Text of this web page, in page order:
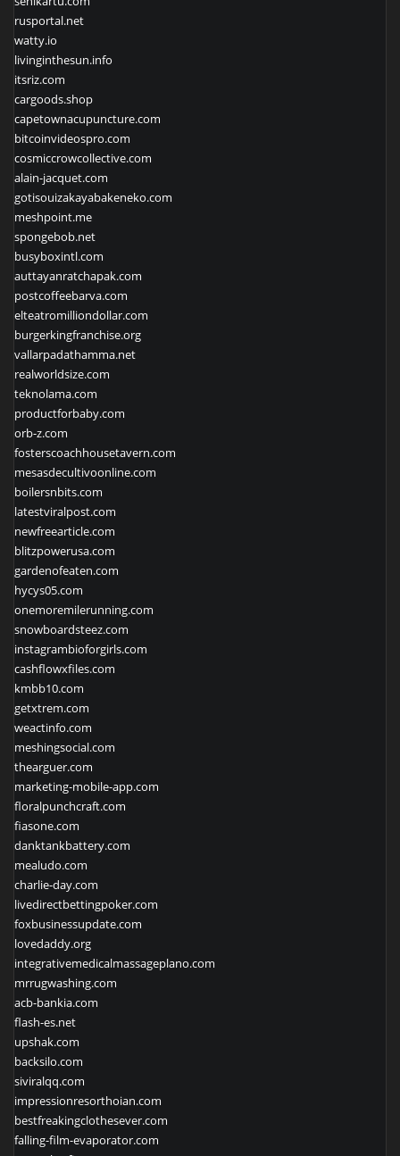
rusportal.net
watty.io
livinginthesun.info
itsriz.com
cargoods.shop
capetownacupuncture.com
bitcoinvideospro.com
cosmiccrowcollective.com
alain-jacquet.com
gotisouizakayabakeneko.com
meshpoint.me
spongebob.net
busyboxintl.com
auttayanratchapak.com
postcoffeebarva.com
elteatromilliondollar.com
burgerkingfranchise.org
vallarpadathamma.net
realworldsize.com
teknolama.com
productforbaby.com
orb-z.com
fosterscoachhousetavern.com
mesasdecultivoonline.com
boilersnbits.com
latestviralpost.com
newfreearticle.com
blitzpowerusa.com
gardenofeaten.com
hycys05.com
onemoremilerunning.com
snowboardsteez.com
instagrambioforgirls.com
cashflowxfiles.com
kmbb10.com
getxtrem.com
weactinfo.com
meshingsocial.com
thearguer.com
marketing-mobile-app.com
floralpunchcraft.com
fiasone.com
danktankbattery.com
mealudo.com
charlie-day.com
livedirectbettingpoker.com
foxbusinessupdate.com
lovedaddy.org
integrativemedicalmassageplano.com
mrrugwashing.com
acb-bankia.com
flash-es.net
upshak.com
backsilo.com
siviralqq.com
impressionresorthoian.com
bestfreakingclothesever.com
falling-film-evaporator.com